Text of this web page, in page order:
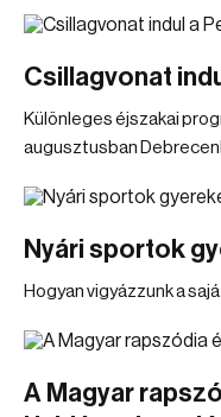
Csillagvonat
Különleges éjszakai
augusztusban
Nyári sportok
Hogyan vigyázzunk a
A Magyar